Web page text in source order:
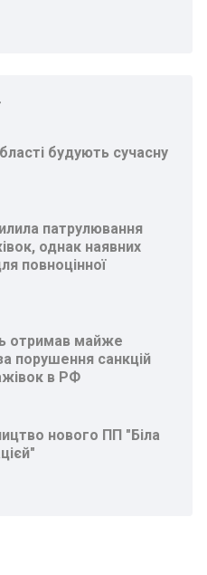
будують сучасну
патрулювання
однак наявних
повноцінної
отримав майже
порушення санкцій
в РФ
нового ПП "Біла